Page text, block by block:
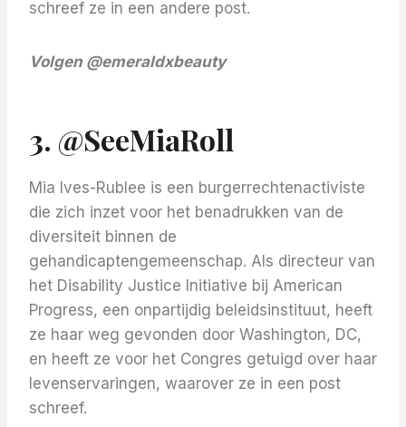
schreef ze in een andere post.
Volgen @emeraldxbeauty
3. @SeeMiaRoll
Mia Ives-Rublee is een burgerrechtenactiviste
die zich inzet voor het benadrukken van de
diversiteit binnen de
gehandicaptengemeenschap. Als directeur van
het Disability Justice Initiative bij American
Progress, een onpartijdig beleidsinstituut, heeft
ze haar weg gevonden door Washington, DC,
en heeft ze voor het Congres getuigd over haar
levenservaringen, waarover ze in een post
schreef.